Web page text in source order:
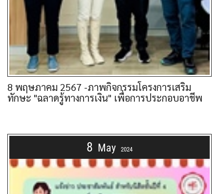
8 พฤษภาคม 2567 -ภาพกิจกรรมโครงการเสริม
ทักษะ "ฉลาดรู้ทางการเงิน" เพื่อการประกอบอาชีพ
8 May 2024